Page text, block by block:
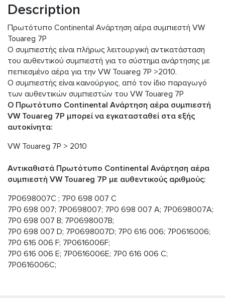
Description
Πρωτότυπο Continental Ανάρτηση αέρα συμπιεστή VW
Touareg 7P
Ο συμπιεστής είναι πλήρως λειτουργική αντικατάσταση
του αυθεντικού συμπιεστή για το σύστημα ανάρτησης με
πεπιεσμένο αέρα για την VW Touareg 7P >2010.
Ο συμπιεστής είναι καινούργιος, από τον ίδιο παραγωγό
των αυθεντικών συμπιεστών του VW Touareg 7P
Ο Πρωτότυπο Continental Ανάρτηση αέρα συμπιεστή
VW Touareg 7P μπορεί να εγκατασταθεί στα εξής
αυτοκίνητα:
VW Touareg 7P > 2010
Αντικαθιστά Πρωτότυπο Continental Ανάρτηση αέρα
συμπιεστή VW Touareg 7P με αυθεντικούς αριθμούς:
7P0698007C ; 7P0 698 007 C
7P0 698 007; 7P0698007; 7P0 698 007 A; 7P0698007A;
7P0 698 007 B; 7P0698007B;
7P0 698 007 D; 7P0698007D; 7P0 616 006; 7P0616006;
7P0 616 006 F; 7P0616006F;
7P0 616 006 E; 7P0616006E; 7P0 616 006 C;
7P0616006C;